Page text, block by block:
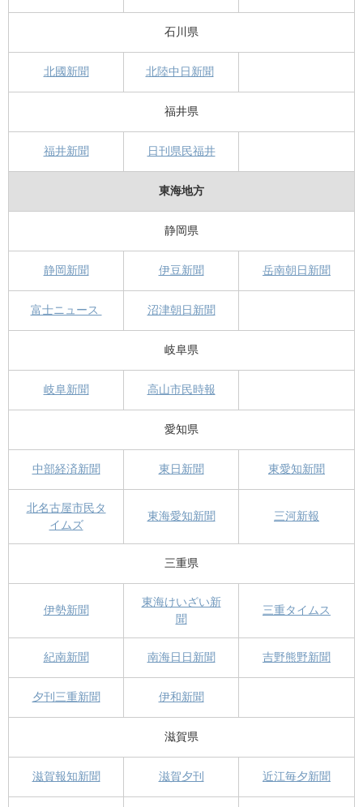
石川県
北國新聞 北陸中日新聞
福井県
福井新聞 日刊県民福井
東海地方
静岡県
静岡新聞 伊豆新聞 岳南朝日新聞
富士ニュース 沼津朝日新聞
岐阜県
岐阜新聞 高山市民時報
愛知県
中部経済新聞 東日新聞 東愛知新聞
北名古屋市民タ
イムズ
東海愛知新聞 三河新報
三重県
伊勢新聞
東海けいざい新
聞
三重タイムス
紀南新聞 南海日日新聞 吉野熊野新聞
夕刊三重新聞 伊和新聞
滋賀県
滋賀報知新聞 滋賀夕刊 近江毎夕新聞